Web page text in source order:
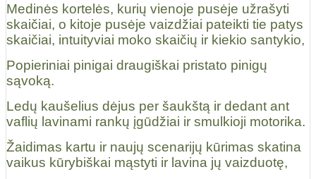
Medinės kortelės, kurių vienoje pusėje užrašyti
skaičiai, o kitoje pusėje vaizdžiai pateikti tie patys
skaičiai, intuityviai moko skaičių ir kiekio santykio,
Popieriniai pinigai draugiškai pristato pinigų
sąvoką.
Ledų kaušelius dėjus per šaukštą ir dedant ant
vaflių lavinami rankų įgūdžiai ir smulkioji motorika.
Žaidimas kartu ir naujų scenarijų kūrimas skatina
vaikus kūrybiškai mąstyti ir lavina jų vaizduotę,